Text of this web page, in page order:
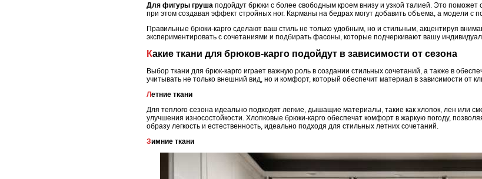
Для фигуры груша подойдут брюки с более свободным кроем внизу и узкой талией. Это
при этом создавая эффект стройных ног. Карманы на бедрах могут добавить объема, а модели с
Правильные брюки-карго сделают ваш стиль не только удобным, но и стильным, акцентируя
экспериментировать с сочетаниями и подбирать фасоны, которые подчеркивают вашу
Какие ткани для брюков-карго подойдут в зависимости от сезона
Выбор ткани для брюк-карго играет важную роль в создании стильных сочетаний, а также в
учитывать не только внешний вид, но и комфорт, который обеспечит материал в зависимости от
Летние ткани
Для теплого сезона идеально подходят легкие, дышащие материалы, такие как хлопок, лен или
улучшения износостойкости. Хлопковые брюки-карго обеспечат комфорт в жаркую погоду,
образу легкость и естественность, идеально подходя для стильных летних сочетаний.
Зимние ткани